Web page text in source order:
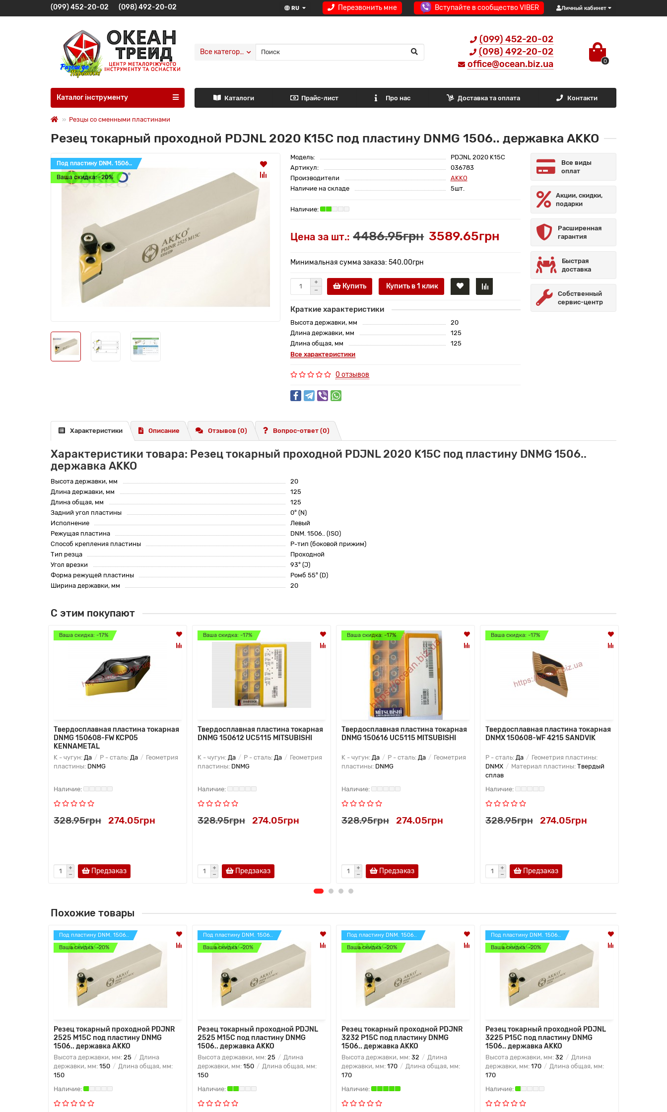
Перезвонить мне Вступайте в сообщество VIBER Личный кабинет
RU
(099) 452-20-02 (098) 492-20-02
(099) 452-20-02
(098) 492-20-02
office@ocean.biz.ua
0
Все категории
Каталог інструменту Каталоги Прайс-лист Про нас Доставка та оплата Контакти
Резцы со сменными пластинами
Резец токарный проходной PDJNL 2020 K15C под пластину DNMG 1506.. державка AKKO
Под пластину DNM. 1506..
Ваша скидка: -20%
Модель:
PDJNL 2020 K15C
Артикул:
036783
Производители
AKKO
Наличие на складе
5шт.
Цена за шт.: 4486.95грн 3589.65грн
Минимальная сумма заказа: 540.00грн
Купить Купить в 1 клик
Краткие характеристики
Высота державки, мм
20
Длина державки, мм
125
Длина общая, мм
125
Все характеристики
0 отзывов
Все виды
оплат
Акции, скидки,
подарки
Расширенная
гарантия
Быстрая
доставка
Собственный
сервис-центр
Характеристики Описание Отзывов (0) Вопрос-ответ (0)
Характеристики товара: Резец токарный проходной PDJNL 2020 K15C под пластину DNMG 1506..
державка AKKO
Высота державки, мм
20
Длина державки, мм
125
Длина общая, мм
125
Задний угол пластины
0° (N)
Исполнение
Левый
Режущая пластина
DNM. 1506.. (ISO)
Способ крепления пластины
P-тип (боковой прижим)
Тип резца
Проходной
Угол врезки
93° (J)
Форма режущей пластины
Ромб 55° (D)
Ширина державки, мм
20
С этим покупают
Ваша скидка: -17%
Твердосплавная пластина токарная
DNMG 150608-FW KCP05
KENNAMETAL
K - чугун: Да P - сталь: Да
Геометрия
пластины: DNMG
328.95грн 274.05грн
Предзаказ
Ваша скидка: -17%
Твердосплавная пластина токарная
DNMG 150612 UC5115 MITSUBISHI
K - чугун: Да P - сталь: Да
Геометрия
пластины: DNMG
328.95грн 274.05грн
Предзаказ
Ваша скидка: -17%
Твердосплавная пластина токарная
DNMG 150616 UC5115 MITSUBISHI
K - чугун: Да P - сталь: Да
Геометрия
пластины: DNMG
328.95грн 274.05грн
Предзаказ
Ваша скидка: -17%
Твердосплавная пластина токарная
DNMX 150608-WF 4215 SANDVIK
P - сталь: Да
Геометрия пластины:
DNMX
Материал пластины: Твердый
сплав
328.95грн 274.05грн
Предзаказ
Похожие товары
Под пластину DNM. 1506..
Ваша скидка: -20%
Резец токарный проходной PDJNR
2525 M15C под пластину DNMG
1506.. державка AKKO
Высота державки, мм: 25
Длина
державки, мм: 150
Длина общая, мм:
150
Под пластину DNM. 1506..
Ваша скидка: -20%
Резец токарный проходной PDJNL
2525 M15C под пластину DNMG
1506.. державка AKKO
Высота державки, мм: 25
Длина
державки, мм: 150
Длина общая, мм:
150
Под пластину DNM. 1506..
Ваша скидка: -20%
Резец токарный проходной PDJNR
3232 P15C под пластину DNMG
1506.. державка AKKO
Высота державки, мм: 32
Длина
державки, мм: 170
Длина общая, мм:
170
Под пластину DNM. 1506..
Ваша скидка: -20%
Резец токарный проходной PDJNL
3225 P15C под пластину DNMG
1506.. державка AKKO
Высота державки, мм: 32
Длина
державки, мм: 170
Длина общая, мм:
170